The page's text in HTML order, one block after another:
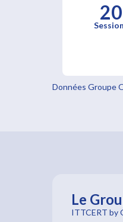
Données Groupe
Le
ITTCERT by